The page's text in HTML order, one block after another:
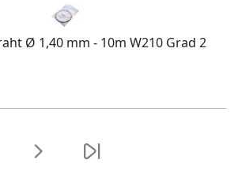
Ø 1,40 mm - 10m W210 Grad 2